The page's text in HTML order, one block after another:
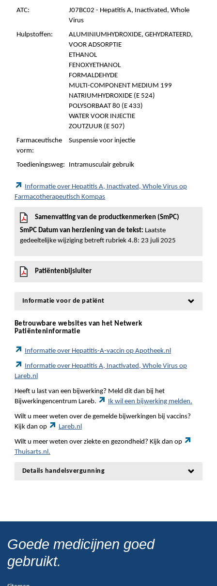
ATC:
J07BC02 - Hepatitis A, Inactivated, Whole
Virus
Hulpstoffen:
ALUMINIUMHYDROXIDE, GEHYDRATEERD,
VOOR ADSORPTIE
ETHANOL
FENOXYETHANOL
FORMALDEHYDE
MULTI-COMPONENT MEDIUM 199
NATRIUMHYDROXIDE (E 524)
POLYSORBAAT 80 (E 433)
WATER VOOR INJECTIE
ZOUTZUUR (E 507)
Farmaceutische
vorm:
Suspensie voor injectie
Toedieningsweg: Intramusculair gebruik
Informatie over Hepatitis A, Inactivated, Whole Virus op
Farmacotherapeutisch Kompas
Samenvatting van de productkenmerken (SmPC)
SmPC Datum van herziening van de tekst: Laatste
gedeeltelijke wijziging betreft rubriek 4.8: 23 juli 2025
Patiëntenbijsluiter
Informatie voor de patiënt
Betrouwbare websites van het Netwerk
Patiënteninformatie
Informatie over Hepatitis-A-vaccin op Apotheek.nl
Informatie over Hepatitis A, Inactivated, Whole Virus op
Lareb.nl
Heeft u last van een bijwerking? Meld dit dan bij het
Bijwerkingencentrum Lareb.
Ik wil een bijwerking melden.
Wilt u meer weten over de gemelde bijwerkingen bij vaccins?
Kijk dan op
Lareb.nl
Wilt u meer weten over ziekte en gezondheid? Kijk dan op
Thuisarts.nl.
Details handelsvergunning
Goede medicijnen goed
gebruikt.